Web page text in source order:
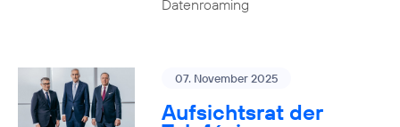
Datenroaming
07. November 2025
Aufsichtsrat der